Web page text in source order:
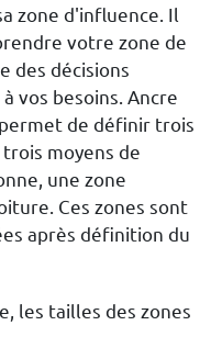
zone d'influence. Il
votre zone de
des décisions
vos besoins. Ancre
de définir trois
moyens de
une zone
Ces zones sont
après définition du
les tailles des zones